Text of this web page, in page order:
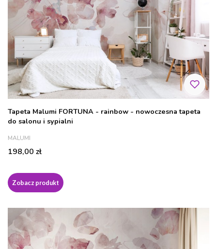
Tapeta Malumi FORTUNA - rainbow - nowoczesna tapeta
do salonu i sypialni
PRODUCENT
MALUMI
Cena
198,00 zł
Zobacz produkt